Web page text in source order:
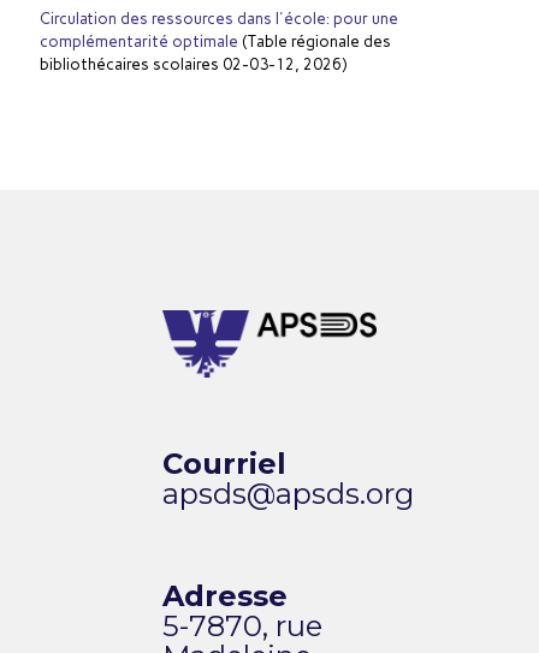
Circulation des ressources dans l'école: pour une
complémentarité optimale (Table régionale des
bibliothécaires scolaires 02-03-12, 2026)
Courriel
apsds@apsds.org
Adresse
5-7870, rue